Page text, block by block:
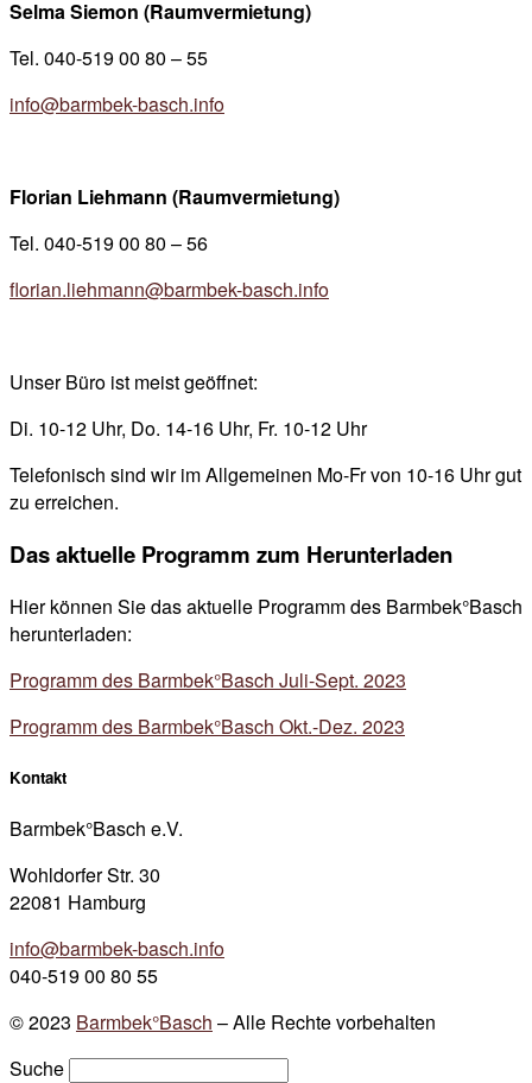
Selma Siemon (Raumvermietung)
Tel. 040-519 00 80 – 55
info@barmbek-basch.info
Florian Liehmann (Raumvermietung)
Tel. 040-519 00 80 – 56
florian.liehmann@barmbek-basch.info
Unser Büro ist meist geöffnet:
Di. 10-12 Uhr, Do. 14-16 Uhr, Fr. 10-12 Uhr
Telefonisch sind wir im Allgemeinen Mo-Fr von 10-16 Uhr gut
zu erreichen.
Das aktuelle Programm zum Herunterladen
Hier können Sie das aktuelle Programm des Barmbek°Basch
herunterladen:
Programm des Barmbek°Basch Juli-Sept. 2023
Programm des Barmbek°Basch Okt.-Dez. 2023
Kontakt
Barmbek°Basch e.V.
Wohldorfer Str. 30
22081 Hamburg
info@barmbek-basch.info
040-519 00 80 55
© 2023 Barmbek°Basch –Alle Rechte vorbehalten
Suche